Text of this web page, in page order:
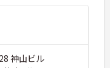
神山ビル